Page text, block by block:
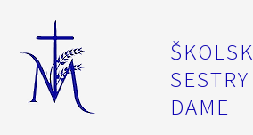
DAME